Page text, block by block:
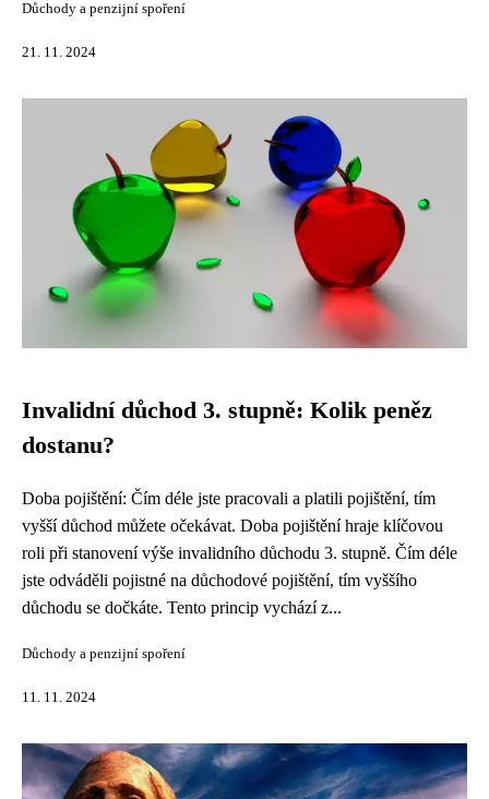
Důchody a penzijní spoření
21. 11. 2024
Invalidní důchod 3. stupně: Kolik peněz
dostanu?
Doba pojištění: Čím déle jste pracovali a platili pojištění, tím
vyšší důchod můžete očekávat. Doba pojištění hraje klíčovou
roli při stanovení výše invalidního důchodu 3. stupně. Čím déle
jste odváděli pojistné na důchodové pojištění, tím vyššího
důchodu se dočkáte. Tento princip vychází z...
Důchody a penzijní spoření
11. 11. 2024